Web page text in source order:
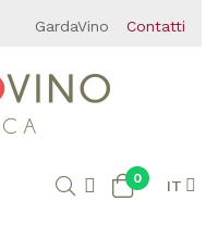
GardaVino Contatti
0 IT